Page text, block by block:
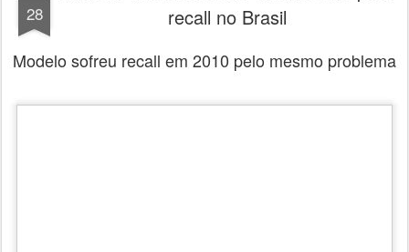
28
recall no Brasil
Modelo sofreu recall em 2010 pelo mesmo problema